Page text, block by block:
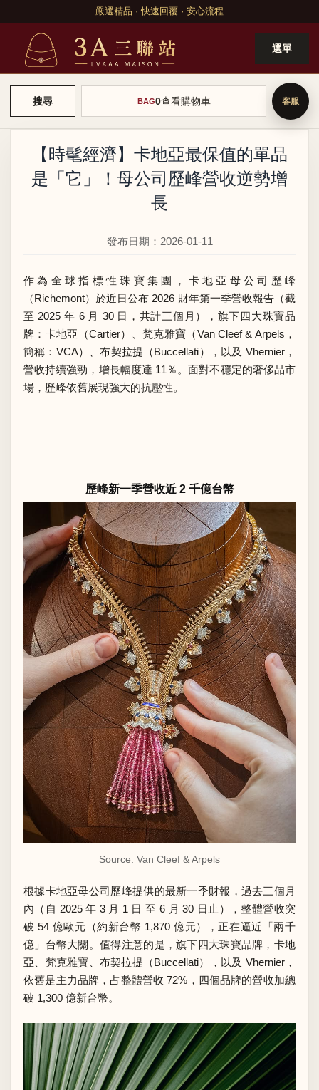
嚴選精品 · 快速回覆 · 安心流程
選單
搜尋 BAG0查看購物車
【時髦經濟】卡地亞最保值的單品
是「它」！母公司歷峰營收逆勢增
長
發布日期：2026-01-11
作為全球指標性珠寶集團，卡地亞母公司歷峰
（Richemont）於近日公布 2026 財年第一季營收報告（截
至 2025 年 6 月 30 日，共計三個月），旗下四大珠寶品
牌：卡地亞（Cartier）、梵克雅寶（Van Cleef & Arpels，
簡稱：VCA）、布契拉提（Buccellati），以及 Vhernier，
營收持續強勁，增長幅度達 11％。面對不穩定的奢侈品市
場，歷峰依舊展現強大的抗壓性。
歷峰新一季營收近 2 千億台幣
Source: Van Cleef & Arpels
根據卡地亞母公司歷峰提供的最新一季財報，過去三個月
內（自 2025 年 3 月 1 日 至 6 月 30 日止），整體營收突
破 54 億歐元（約新台幣 1,870 億元），正在逼近「兩千
億」台幣大關。值得注意的是，旗下四大珠寶品牌，卡地
亞、梵克雅寶、布契拉提（Buccellati），以及 Vhernier，
依舊是主力品牌，占整體營收 72%，四個品牌的營收加總
破 1,300 億新台幣。